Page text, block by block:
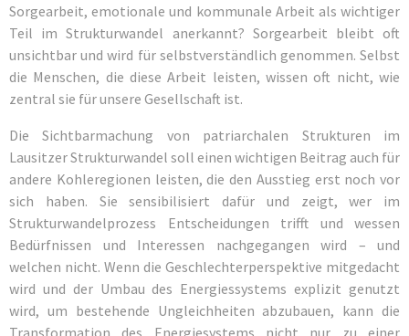
Sorgearbeit, emotionale und kommunale Arbeit als wichtiger
Teil im Strukturwandel anerkannt? Sorgearbeit bleibt oft
unsichtbar und wird für selbstverständlich genommen. Selbst
die Menschen, die diese Arbeit leisten, wissen oft nicht, wie
zentral sie für unsere Gesellschaft ist.
Die Sichtbarmachung von patriarchalen Strukturen im
Lausitzer Strukturwandel soll einen wichtigen Beitrag auch für
andere Kohleregionen leisten, die den Ausstieg erst noch vor
sich haben. Sie sensibilisiert dafür und zeigt, wer im
Strukturwandelprozess Entscheidungen trifft und wessen
Bedürfnissen und Interessen nachgegangen wird – und
welchen nicht. Wenn die Geschlechterperspektive mitgedacht
wird und der Umbau des Energiessystems explizit genutzt
wird, um bestehende Ungleichheiten abzubauen, kann die